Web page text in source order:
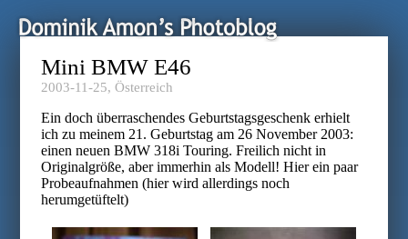
Mini BMW E46
2003-11-25, Österreich
Ein doch überraschendes Geburtstagsgeschenk erhielt
ich zu meinem 21. Geburtstag am 26 November 2003:
einen neuen BMW 318i Touring. Freilich nicht in
Originalgröße, aber immerhin als Modell! Hier ein paar
Probeaufnahmen (hier wird allerdings noch
herumgetüftelt)